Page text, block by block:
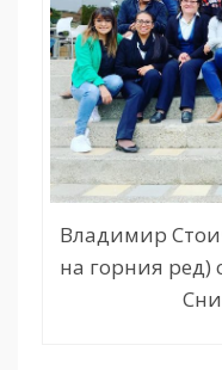
Владимир
на горния ред)